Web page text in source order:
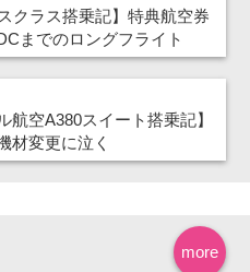
クラス搭乗記】特典航空券
までのロングフライト
航空A380スイート搭乗記】
材変更に泣く
more